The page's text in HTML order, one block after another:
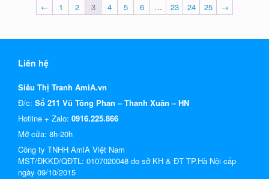
← 1 2 3 4 5 6 … 23 24 25 →
Liên hệ
Siêu Thị Tranh AmiA.vn
Đ/c: Số 211 Vũ Tông Phan – Thanh Xuân – HN
Hotline + Zalo: 0916.225.866
Mở cửa: 8h-20h
Công ty TNHH AmiA Việt Nam
MST/ĐKKD/QĐTL: 0107020048 do sở KH & ĐT TP.Hà Nội cấp
ngày 09/10/2015